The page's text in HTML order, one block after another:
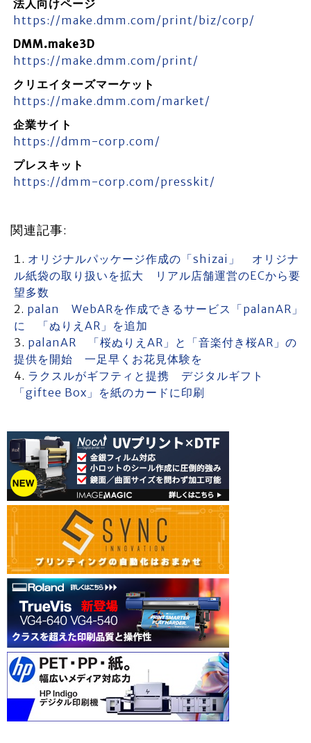
法人向けページ
https://make.dmm.com/print/biz/corp/
DMM.make3D
https://make.dmm.com/print/
クリエイターズマーケット
https://make.dmm.com/market/
企業サイト
https://dmm-corp.com/
プレスキット
https://dmm-corp.com/presskit/
関連記事:
オリジナルパッケージ作成の「shizai」 オリジナ
ル紙袋の取り扱いを拡大 リアル店舗運営のECから要
望多数
palan WebARを作成できるサービス「palanAR」
に 「ぬりえAR」を追加
palanAR 「桜ぬりえAR」と「音楽付き桜AR」の
提供を開始 一足早くお花見体験を
ラクスルがギフティと提携 デジタルギフト
「giftee Box」を紙のカードに印刷